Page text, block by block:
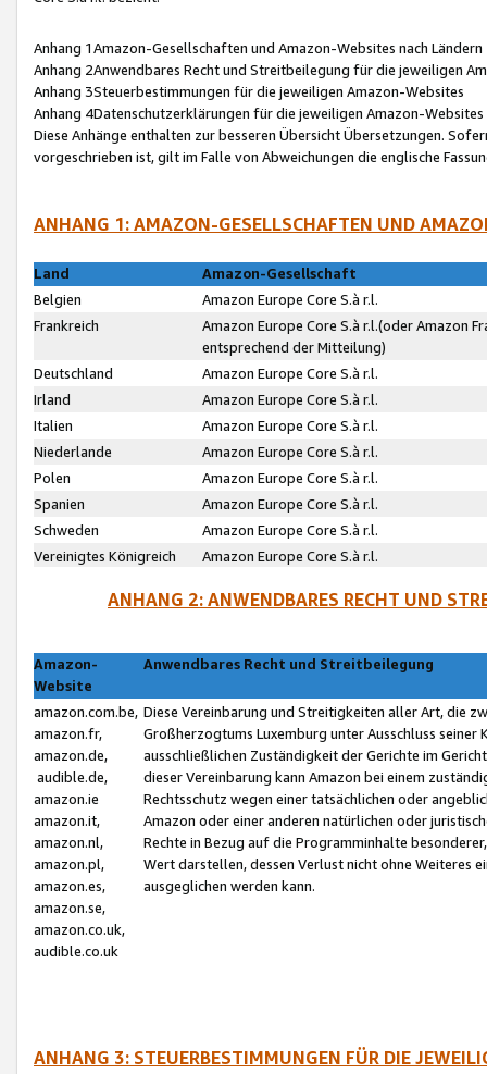
Anhang 1Amazon-Gesellschaften und Amazon-Websites nach Ländern
Anhang 2Anwendbares Recht und Streitbeilegung für die jeweiligen
Anhang 3Steuerbestimmungen für die jeweiligen Amazon-Websites
Anhang 4Datenschutzerklärungen für die jeweiligen Amazon-Websites
Diese Anhänge enthalten zur besseren Übersicht Übersetzungen.
vorgeschrieben ist, gilt im Falle von Abweichungen die englische
ANHANG 1: AMAZON-GESELLSCHAFTEN UND
Land
Amazon-Gesellschaft
Belgien
Amazon Europe Core S.à r.l.
Frankreich
Amazon Europe Core S.à r.l.(oder Amazon
entsprechend der Mitteilung)
Deutschland
Amazon Europe Core S.à r.l.
Irland
Amazon Europe Core S.à r.l.
Italien
Amazon Europe Core S.à r.l.
Niederlande
Amazon Europe Core S.à r.l.
Polen
Amazon Europe Core S.à r.l.
Spanien
Amazon Europe Core S.à r.l.
Schweden
Amazon Europe Core S.à r.l.
Vereinigtes Königreich
Amazon Europe Core S.à r.l.
ANHANG 2: ANWENDBARES RECHT UND
Amazon-
Website
Anwendbares Recht und Streitbeilegung
amazon.com.be,
amazon.fr,
amazon.de,
audible.de,
amazon.ie
amazon.it,
amazon.nl,
amazon.pl,
amazon.es,
amazon.se,
amazon.co.uk,
audible.co.uk
Diese Vereinbarung und Streitigkeiten aller Art, die
Großherzogtums Luxemburg unter Ausschluss
ausschließlichen Zuständigkeit der Gerichte im
dieser Vereinbarung kann Amazon bei einem
Rechtsschutz wegen einer tatsächlichen oder
Amazon oder einer anderen natürlichen oder
Rechte in Bezug auf die Programminhalte
Wert darstellen, dessen Verlust nicht ohne Weiteres
ausgeglichen werden kann.
ANHANG 3: STEUERBESTIMMUNGEN FÜR DIE